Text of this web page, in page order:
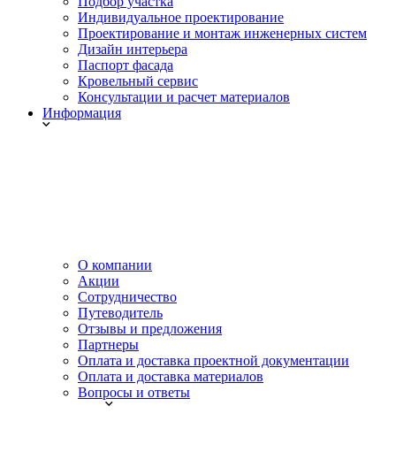
Индивидуальное проектирование
Проектирование и монтаж инженерных систем
Дизайн интерьера
Паспорт фасада
Кровельный сервис
Консультации и расчет материалов
Информация
О компании
Акции
Сотрудничество
Путеводитель
Отзывы и предложения
Партнеры
Оплата и доставка проектной документации
Оплата и доставка материалов
Вопросы и ответы